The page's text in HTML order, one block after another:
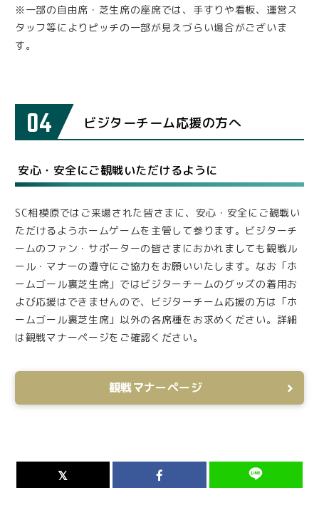
※一部の自由席・芝生席の座席では、手すりや看板、運営ス
タッフ等によりピッチの一部が見えづらい場合がございま
す。
04 ビジターチーム応援の方へ
安心・安全にご観戦いただけるように
SC相模原ではご来場された皆さまに、安心・安全にご観戦い
ただけるようホームゲームを主管して参ります。ビジターチ
ームのファン・サポーターの皆さまにおかれましても観戦ル
ール・マナーの遵守にご協力をお願いいたします。なお「ホ
ームゴール裏芝生席」ではビジターチームのグッズの着用お
よび応援はできませんので、ビジターチーム応援の方は「ホ
ームゴール裏芝生席」以外の各席種をお求めください。詳細
は観戦マナーページをご確認ください。
観戦マナーページ